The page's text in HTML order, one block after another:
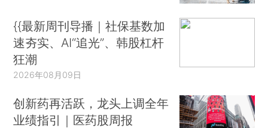
{{最新周刊导播｜社保基数加
速夯实、AI“追光”、韩股杠杆
狂潮
2026年08月09日
创新药再活跃，龙头上调全年
业绩指引｜医药股周报